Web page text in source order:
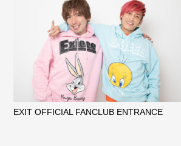
EXIT OFFICIAL FANCLUB ENTRANCE